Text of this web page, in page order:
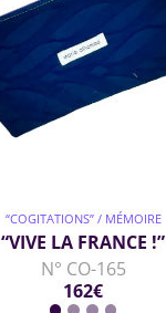
“COGITATIONS” / MÉMOIRE
“VIVE LA FRANCE !”
N° CO-165
162€